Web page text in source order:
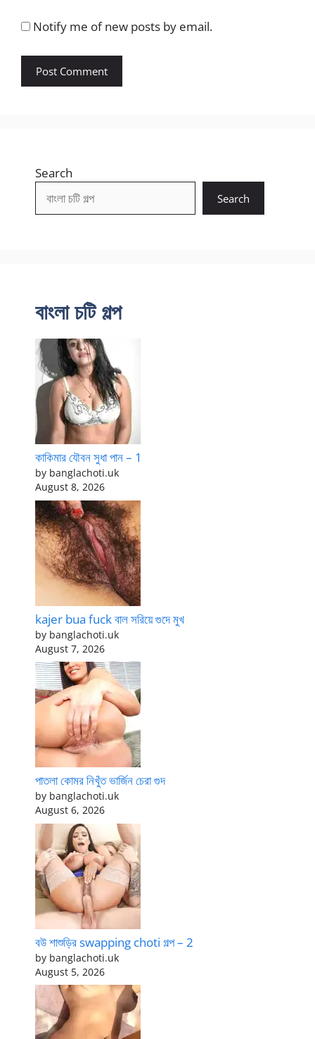
Notify me of new posts by email.
Search
Search
বাংলা চটি গল্প
কাকিমার যৌবন সুধা পান – 1
by banglachoti.uk
August 8, 2026
kajer bua fuck বাল সরিয়ে গুদে মুখ
by banglachoti.uk
August 7, 2026
পাতলা কোমর নিখুঁত ভার্জিন চেরা গুদ
by banglachoti.uk
August 6, 2026
বউ শাশুড়ির swapping choti গল্প – 2
by banglachoti.uk
August 5, 2026